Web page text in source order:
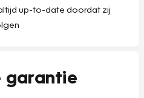
up-to-date doordat zij
garantie